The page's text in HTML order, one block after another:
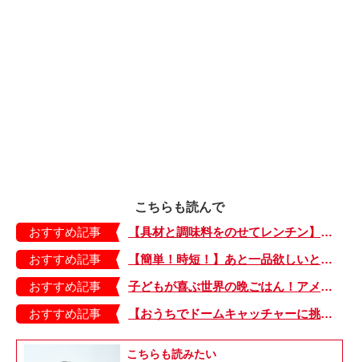
こちらも読んで
おすすめ記事
【具材と調味料をのせてレンチン】ケチャップ×バターの王道味！「うどんナポリタン」のできあがり♪
おすすめ記事
【簡単！時短！】あと一品欲しいときにおすすめの「卵とレタスの炒めもの」のレシピ
おすすめ記事
子どもが喜ぶ世界の晩ごはん！アメリカのフライドチキン＆フライドポテト
おすすめ記事
【おうちでドームキャッチャーに挑戦だ】アンパンマン わくわくドームキャッチャー
こちらも読みたい